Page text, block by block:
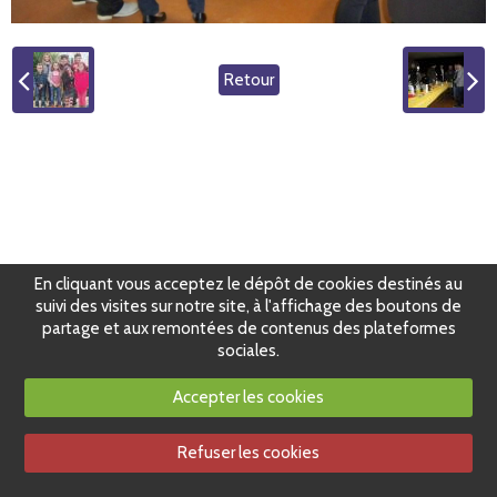
Retour
En cliquant vous acceptez le dépôt de cookies destinés au
suivi des visites sur notre site, à l'affichage des boutons de
partage et aux remontées de contenus des plateformes
sociales.
Accepter les cookies
Refuser les cookies